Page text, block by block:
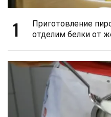
1
Приготовление
отделим белки от